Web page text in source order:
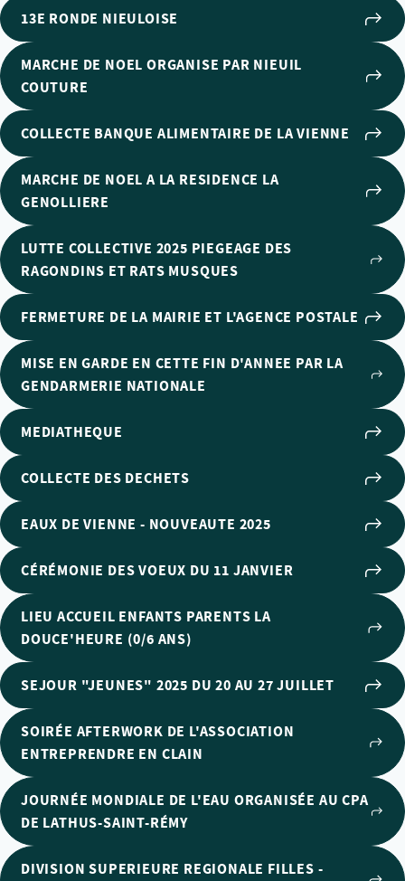
13E RONDE NIEULOISE
MARCHE DE NOEL ORGANISE PAR NIEUIL
COUTURE
COLLECTE BANQUE ALIMENTAIRE DE LA VIENNE
MARCHE DE NOEL A LA RESIDENCE LA
GENOLLIERE
LUTTE COLLECTIVE 2025 PIEGEAGE DES
RAGONDINS ET RATS MUSQUES
FERMETURE DE LA MAIRIE ET L'AGENCE POSTALE
MISE EN GARDE EN CETTE FIN D'ANNEE PAR LA
GENDARMERIE NATIONALE
MEDIATHEQUE
COLLECTE DES DECHETS
EAUX DE VIENNE - NOUVEAUTE 2025
CÉRÉMONIE DES VOEUX DU 11 JANVIER
LIEU ACCUEIL ENFANTS PARENTS LA
DOUCE'HEURE (0/6 ANS)
SEJOUR "JEUNES" 2025 DU 20 AU 27 JUILLET
SOIRÉE AFTERWORK DE L'ASSOCIATION
ENTREPRENDRE EN CLAIN
JOURNÉE MONDIALE DE L'EAU ORGANISÉE AU CPA
DE LATHUS-SAINT-RÉMY
DIVISION SUPERIEURE REGIONALE FILLES -